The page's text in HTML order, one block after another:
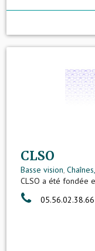
CLSO
Basse vision,
CLSO a été fondée
05.56.02.38.66